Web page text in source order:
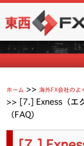
東西FX｜海外
ホーム >>海外FX会社のよ
>> [7.] Exness（エ
（FAQ）